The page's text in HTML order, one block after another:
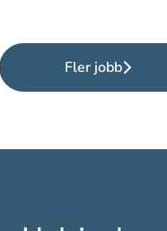
Fler jobb